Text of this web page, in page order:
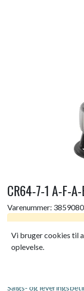
CR64-7-1 A-F-
Varenummer:
Salgs- og
Vi bruger cookies til
oplevelse.